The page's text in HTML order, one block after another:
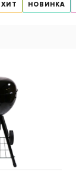
ХИТ НОВИНКА